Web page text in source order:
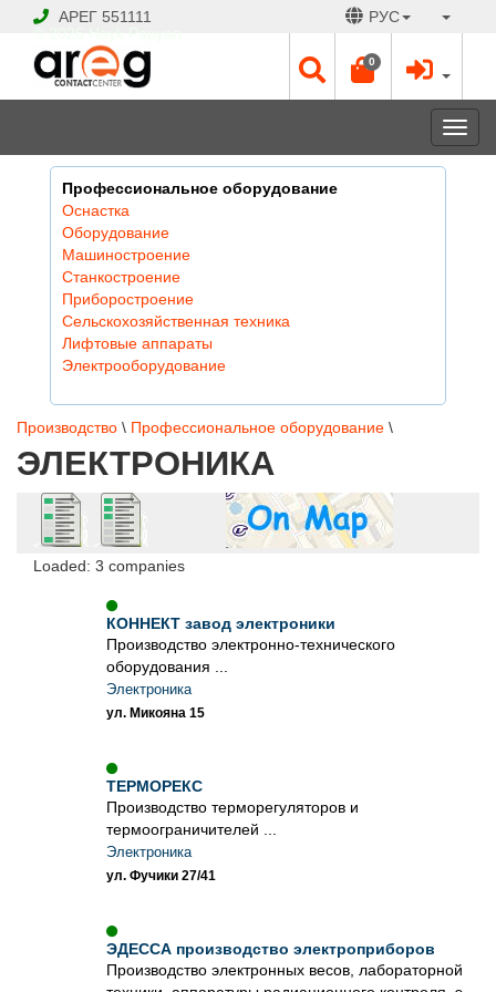
АРЕГ 551111 РУС
0
Профессиональное оборудование
Оснастка
Оборудование
Машиностроение
Станкостроение
Приборостроение
Сельскохозяйственная техника
Лифтовые аппараты
Электрооборудование
Производство \ Профессиональное оборудование \
ЭЛЕКТРОНИКА
Loaded: 3 companies
КОННЕКТ завод электроники
Производство электронно-технического
оборудования ...
Электроника
ул. Микояна 15
ТЕРМОРЕКС
Производство терморегуляторов и
термоограничителей ...
Электроника
ул. Фучики 27/41
ЭДЕССА производство электроприборов
Производство электронных весов, лабораторной